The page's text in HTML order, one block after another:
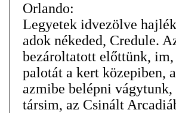
Orlando:
Legyetek idvezölve
adok nékeded, Credule.
bezároltatott előttünk,
palotát a kert közepiben,
azmibe belépni
társim, az Csinált